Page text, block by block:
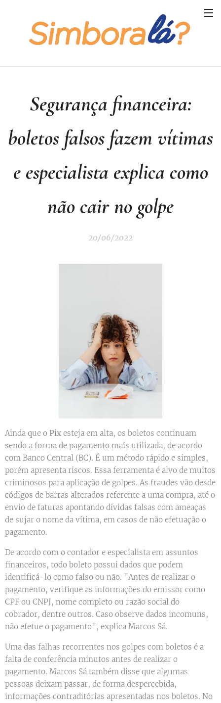
Segurança financeira:
boletos falsos fazem vítimas
e especialista explica como
não cair no golpe
20/06/2022
Ainda que o Pix esteja em alta, os boletos continuam
sendo a forma de pagamento mais utilizada, de acordo
com Banco Central (BC). É um método rápido e simples,
porém apresenta riscos. Essa ferramenta é alvo de muitos
criminosos para aplicação de golpes. As fraudes vão desde
códigos de barras alterados referente a uma compra, até o
envio de faturas apontando dívidas falsas com ameaças
de sujar o nome da vítima, em casos de não efetuação o
pagamento.
De acordo com o contador e especialista em assuntos
financeiros, todo boleto possui dados que podem
identificá-lo como falso ou não. "Antes de realizar o
pagamento, verifique as informações do emissor como
CPF ou CNPJ, nome completo ou razão social do
cobrador, dentre outros. Caso observe dados incomuns,
não efetue o pagamento", explica Marcos Sá.
Uma das falhas recorrentes nos golpes com boletos é a
falta de conferência minutos antes de realizar o
pagamento. Marcos Sá também disse que algumas
pessoas deixam passar, de forma despercebida,
informações contraditórias apresentadas nos boletos. No